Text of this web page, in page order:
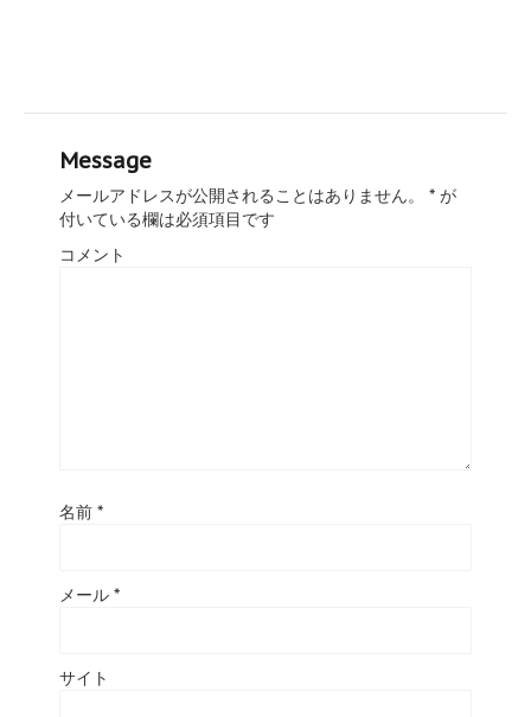
Message
メールアドレスが公開されることはありません。 * が
付いている欄は必須項目です
コメント
名前 *
メール *
サイト